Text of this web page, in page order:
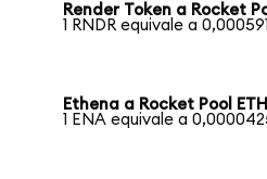
Render Token a Rocket
1 RNDR equivale a
Ethena a Rocket Pool ETH
1 ENA equivale a